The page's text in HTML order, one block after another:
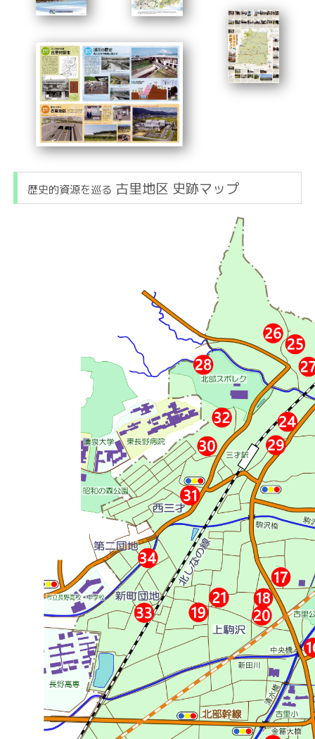
歴史的資源を巡る 古里地区 史跡マップ